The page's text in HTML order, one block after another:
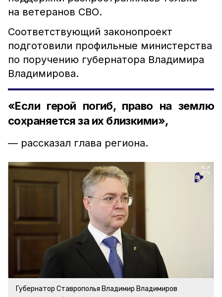
на ветеранов СВО.
Соответствующий законопроект
подготовили профильные министерства
по поручению губернатора Владимира
Владимирова.
«Если герой погиб, право на землю
сохраняется за их близкими»,
— рассказал глава региона.
Губернатор Ставрополья Владимир Владимиров